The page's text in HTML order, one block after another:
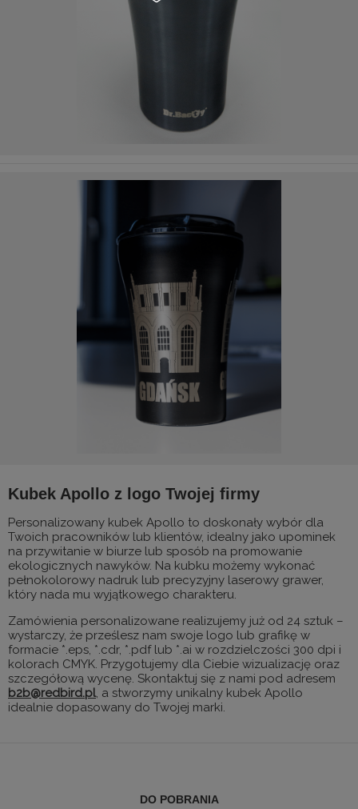
Kubek Apollo z logo Twojej firmy
Personalizowany kubek Apollo to doskonały wybór dla
Twoich pracowników lub klientów, idealny jako upominek
na przywitanie w biurze lub sposób na promowanie
ekologicznych nawyków. Na kubku możemy wykonać
pełnokolorowy nadruk lub precyzyjny laserowy grawer,
który nada mu wyjątkowego charakteru.
Zamówienia personalizowane realizujemy już od 24 sztuk –
wystarczy, że prześlesz nam swoje logo lub grafikę w
formacie *.eps, *.cdr, *.pdf lub *.ai w rozdzielczości 300 dpi i
kolorach CMYK. Przygotujemy dla Ciebie wizualizację oraz
szczegółową wycenę. Skontaktuj się z nami pod adresem
b2b@redbird.pl, a stworzymy unikalny kubek Apollo
idealnie dopasowany do Twojej marki.
DO POBRANIA